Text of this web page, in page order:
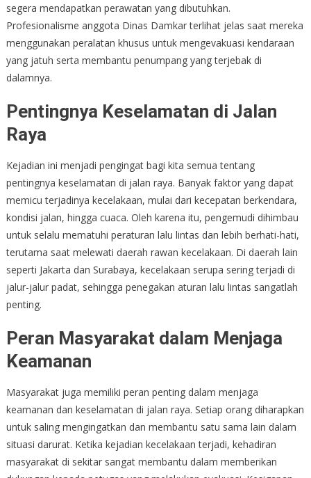
segera mendapatkan perawatan yang dibutuhkan.
Profesionalisme anggota Dinas Damkar terlihat jelas saat mereka
menggunakan peralatan khusus untuk mengevakuasi kendaraan
yang jatuh serta membantu penumpang yang terjebak di
dalamnya.
Pentingnya Keselamatan di Jalan
Raya
Kejadian ini menjadi pengingat bagi kita semua tentang
pentingnya keselamatan di jalan raya. Banyak faktor yang dapat
memicu terjadinya kecelakaan, mulai dari kecepatan berkendara,
kondisi jalan, hingga cuaca. Oleh karena itu, pengemudi dihimbau
untuk selalu mematuhi peraturan lalu lintas dan lebih berhati-hati,
terutama saat melewati daerah rawan kecelakaan. Di daerah lain
seperti Jakarta dan Surabaya, kecelakaan serupa sering terjadi di
jalur-jalur padat, sehingga penegakan aturan lalu lintas sangatlah
penting.
Peran Masyarakat dalam Menjaga
Keamanan
Masyarakat juga memiliki peran penting dalam menjaga
keamanan dan keselamatan di jalan raya. Setiap orang diharapkan
untuk saling mengingatkan dan membantu satu sama lain dalam
situasi darurat. Ketika kejadian kecelakaan terjadi, kehadiran
masyarakat di sekitar sangat membantu dalam memberikan